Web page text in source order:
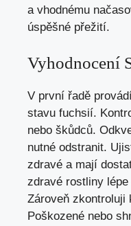
a vhodnému
úspěšné přežití.
Vyhodnocení
V první řadě
stavu fuchsií.
nebo škůdců.
nutné odstranit.
zdravé a mají
zdravé rostliny
Zároveň zkontroluji
Poškozené nebo